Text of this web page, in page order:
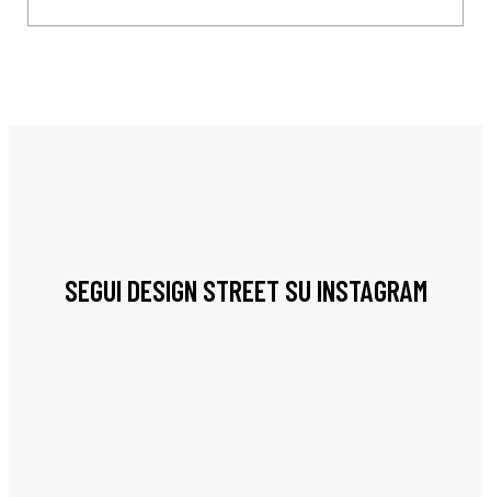
SEGUI DESIGN STREET SU INSTAGRAM